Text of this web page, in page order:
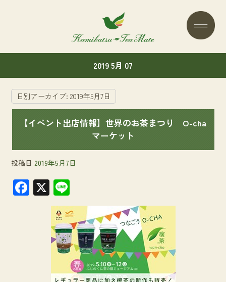
2019 5月 07
日別アーカイブ:2019年5月7日
【イベント出店情報】世界のお茶まつり O-cha
マーケット
投稿日 2019年5月7日
F X
n
e